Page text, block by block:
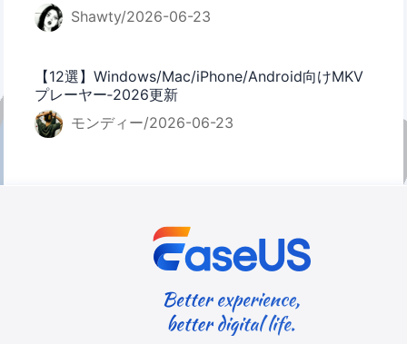
Shawty/2026-06-23
【12選】Windows/Mac/iPhone/Android向けMKV
プレーヤー‐2026更新
モンディー/2026-06-23